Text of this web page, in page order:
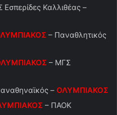
Εσπερίδες Καλλιθέας –
– Παναθλητικός
– ΜΓΣ
– ΟΛΥΜΠΙΑΚΟΣ
– ΠΑΟΚ